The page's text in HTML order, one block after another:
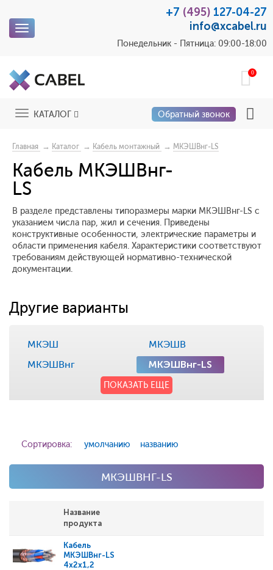
Toggle
+7 (495) 127-04-27
info@xcabel.ru
Понедельник - Пятница: 09:00-18:00
0
ToggleКАТАЛОГ Обратный звонок
Главная → Каталог → Кабель монтажный → МКЭШВнг-LS
Кабель МКЭШВнг-
LS
В разделе представлены типоразмеры марки МКЭШВнг-LS с
указанием числа пар, жил и сечения. Приведены
конструктивные особенности, электрические параметры и
области применения кабеля. Характеристики соответствуют
требованиям действующей нормативно-технической
документации.
Другие варианты
МКЭШ
МКЭШВ
МКЭШВнг
МКЭШВнг-LS
ПОКАЗАТЬ ЕЩЕ
Сортировка: умолчанию названию
МКЭШВНГ-LS
Название
продукта
Кабель
МКЭШВнг-LS
4x2x1,2